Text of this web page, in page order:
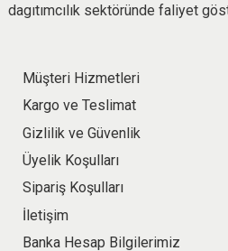
dagıtımcılık sektöründe faliyet
Müşteri Hizmetleri
Kargo ve Teslimat
Gizlilik ve Güvenlik
Üyelik Koşulları
Sipariş Koşulları
İletişim
Banka Hesap Bilgilerimiz